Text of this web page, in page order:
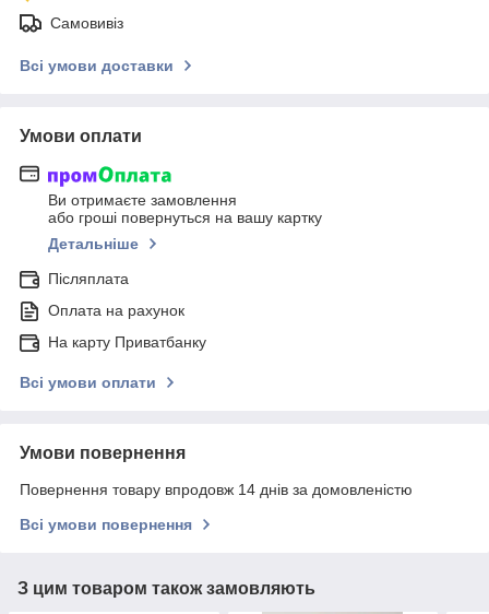
Самовивіз
Всі умови доставки
Умови оплати
Ви отримаєте замовлення
або гроші повернуться на вашу картку
Детальніше
Післяплата
Оплата на рахунок
На карту Приватбанку
Всі умови оплати
Умови повернення
Повернення товару впродовж 14 днів за домовленістю
Всі умови повернення
З цим товаром також замовляють